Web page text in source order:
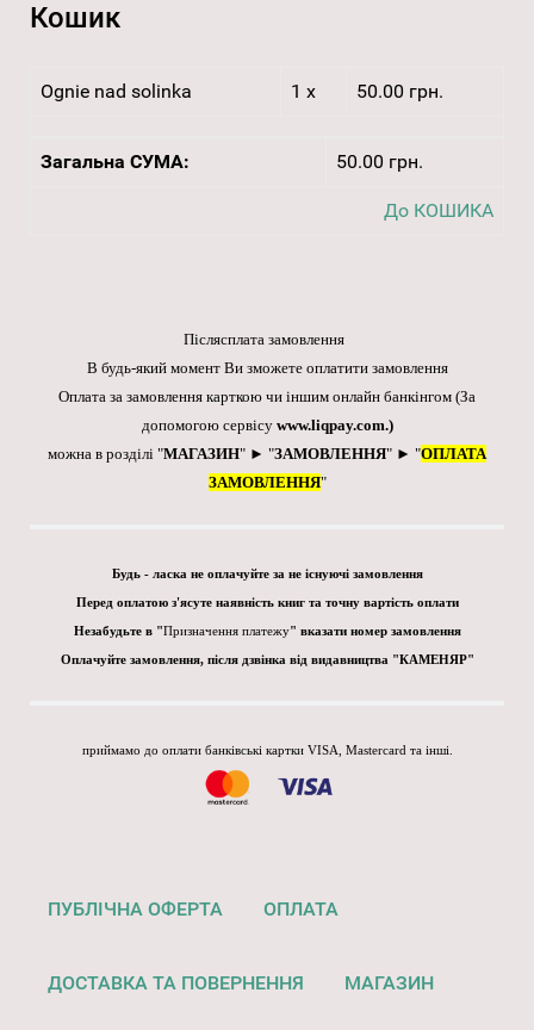
Кошик
Ognie nad solinka 1 x 50.00 грн.
Загальна СУМА: 50.00 грн.
До КОШИКА
Післясплата замовлення
В будь-який момент Ви зможете оплатити замовлення
Оплата за замовлення карткою чи іншим онлайн банкінгом (За
допомогою сервісу www.liqpay.com.)
можна в розділі "МАГАЗИН" ► "ЗАМОВЛЕННЯ" ► "ОПЛАТА
ЗАМОВЛЕННЯ"
Будь - ласка не оплачуйте за не існуючі замовлення
Перед оплатою з'ясуте наявність книг та точну вартість оплати
Незабудьте в "Призначення платежу" вказати номер замовлення
Оплачуйте замовлення, після дзвінка від видавництва "КАМЕНЯР"
приймамо до оплати банківські картки VISA, Mastercard та інші.
ПУБЛІЧНА ОФЕРТА ОПЛАТА
ДОСТАВКА ТА ПОВЕРНЕННЯ МАГАЗИН